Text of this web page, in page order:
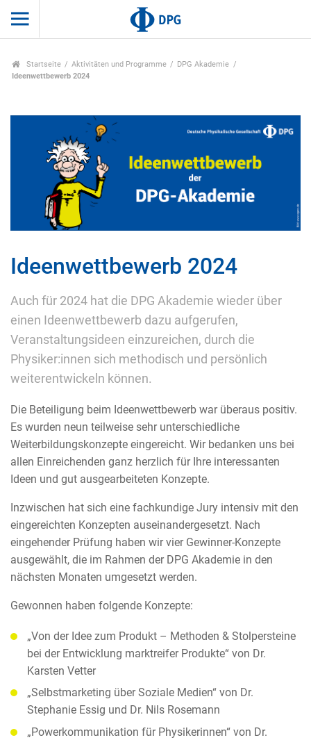
Startseite Aktivitäten und Programme
DPG Akademie
Ideenwettbewerb 2024
Ideenwettbewerb 2024
Auch für 2024 hat die DPG Akademie wieder über
einen Ideenwettbewerb dazu aufgerufen,
Veranstaltungsideen einzureichen, durch die
Physiker:innen sich methodisch und persönlich
weiterentwickeln können.
Die Beteiligung beim Ideenwettbewerb war überaus positiv.
Es wurden neun teilweise sehr unterschiedliche
Weiterbildungskonzepte eingereicht. Wir bedanken uns bei
allen Einreichenden ganz herzlich für Ihre interessanten
Ideen und gut ausgearbeiteten Konzepte.
Inzwischen hat sich eine fachkundige Jury intensiv mit den
eingereichten Konzepten auseinandergesetzt. Nach
eingehender Prüfung haben wir vier Gewinner-Konzepte
ausgewählt, die im Rahmen der DPG Akademie in den
nächsten Monaten umgesetzt werden.
Gewonnen haben folgende Konzepte:
„Von der Idee zum Produkt – Methoden & Stolpersteine
bei der Entwicklung marktreifer Produkte“ von Dr.
Karsten Vetter
„Selbstmarketing über Soziale Medien“ von Dr.
Stephanie Essig und Dr. Nils Rosemann
„Powerkommunikation für Physikerinnen“ von Dr.